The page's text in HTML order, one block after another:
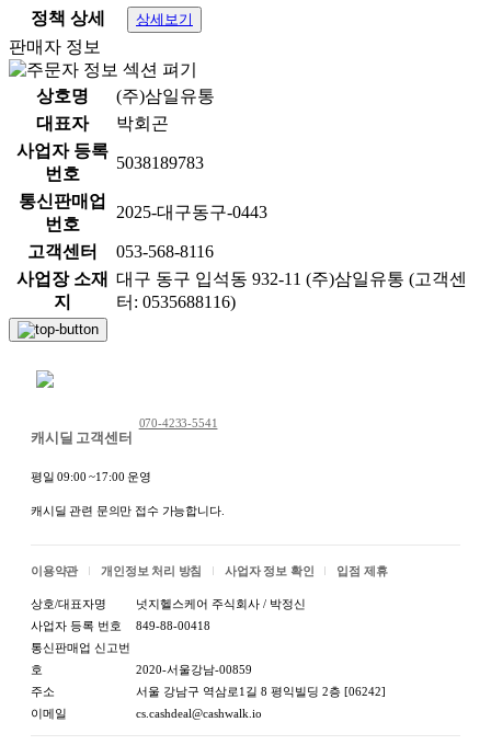
상품 정보고시
항목
1.식품등의표시·광고에
항
1-1.제품명
제품명:상품 상세설명 참
1-2.식품의 유형
식품의 유형:상품 상세설
명 참조
정책 상세
상세보기
판매자 정보
상호명
(주)삼일유통
대표자
박회곤
사업자 등록
번호
5038189783
통신판매업
번호
2025-대구동구-0443
고객센터
053-568-8116
사업장 소재
지
대구 동구 입석동 932-11 (주)삼일유통 (고객센
터: 0535688116)
캐시딜 고객센터
070-4233-5541
평일 09:00 ~17:00 운영
캐시딜 관련 문의만 접수 가능합니다.
이용약관 개인정보 처리 방침 사업자 정보 확인 입점 제휴
상호/대표자명
넛지헬스케어 주식회사 / 박정신
사업자 등록 번호
849-88-00418
통신판매업 신고번
호
2020-서울강남-00859
주소
서울 강남구 역삼로1길 8 평익빌딩 2층 [06242]
이메일
cs.cashdeal@cashwalk.io